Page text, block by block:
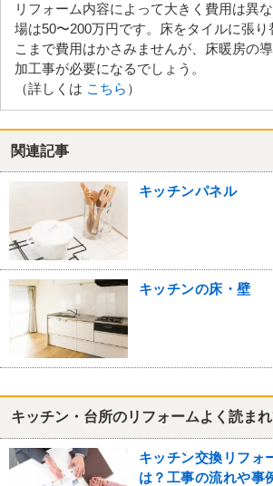
リフォーム内容によって大きく費用は異
場は50〜200万円です。床をタイルに張
こまで費用はかさみませんが、床暖房の
加工事が必要になるでしょう。
（詳しくは こちら ）
関連記事
キッチンパネル
キッチンの床・壁
キッチン・台所のリフォームよく読ま
キッチン交換リフォ
は？工事の流れや事